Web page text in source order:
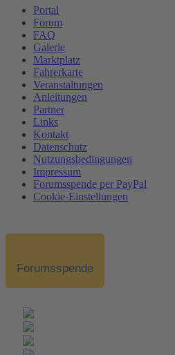
Portal
Forum
FAQ
Galerie
Marktplatz
Fahrerkarte
Veranstaltungen
Anleitungen
Partner
Links
Kontakt
Datenschutz
Nutzungsbedingungen
Impressum
Forumsspende per PayPal
Cookie-Einstellungen
Forumsspende